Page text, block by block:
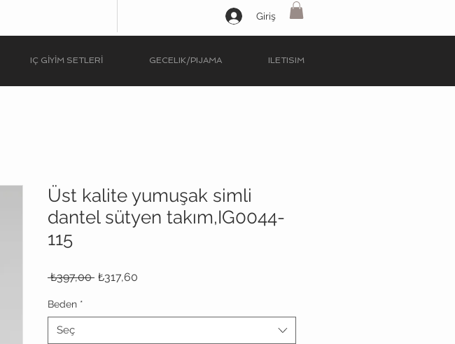
Giriş
IÇ GİYİM SETLERİ GECELIK/PIJAMA ILETISIM
Üst kalite yumuşak simli
dantel sütyen takım,IG0044-
115
₺397,00 Normal
₺317,60
Beden *
Seç